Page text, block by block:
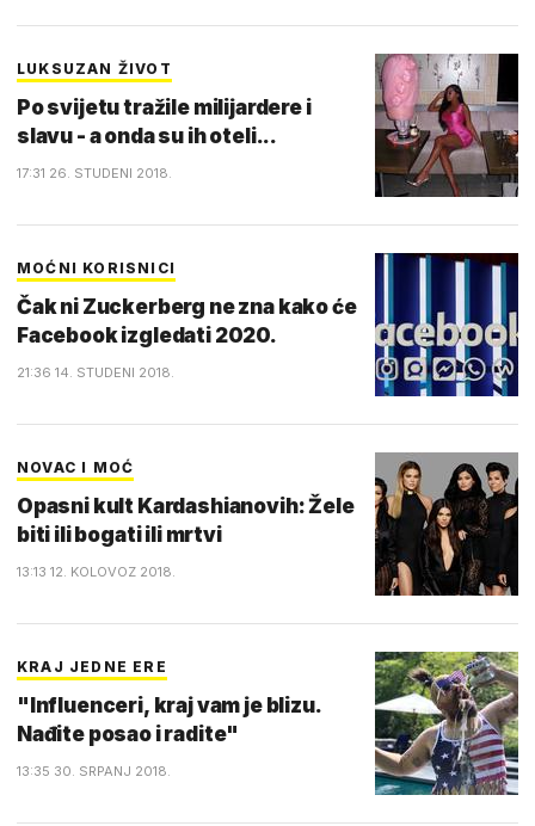
LUKSUZAN ŽIVOT
Po svijetu tražile milijardere i
slavu - a onda su ih oteli...
17:31 26. STUDENI 2018.
MOĆNI KORISNICI
Čak ni Zuckerberg ne zna kako će
Facebook izgledati 2020.
21:36 14. STUDENI 2018.
NOVAC I MOĆ
Opasni kult Kardashianovih: Žele
biti ili bogati ili mrtvi
13:13 12. KOLOVOZ 2018.
KRAJ JEDNE ERE
"Influenceri, kraj vam je blizu.
Nađite posao i radite"
13:35 30. SRPANJ 2018.